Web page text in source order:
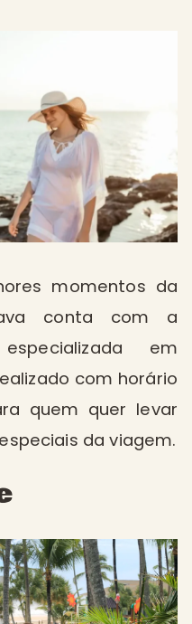
momentos da
conta com a
em
com horário
quem quer levar
da viagem.